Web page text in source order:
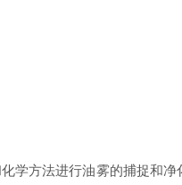
方法进行油雾的捕捉和净